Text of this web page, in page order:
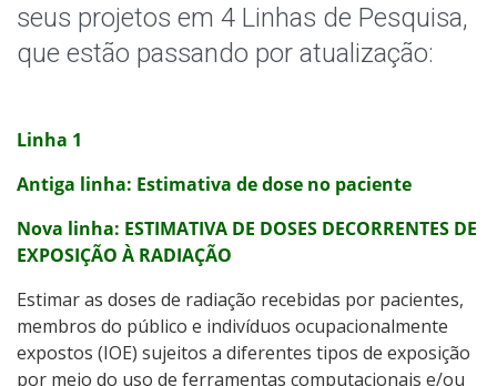
seus projetos em 4 Linhas de Pesquisa,
que estão passando por atualização:
Linha 1
Antiga linha: Estimativa de dose no paciente
Nova linha: ESTIMATIVA DE DOSES DECORRENTES DE
EXPOSIÇÃO À RADIAÇÃO
Estimar as doses de radiação recebidas por pacientes,
membros do público e indivíduos ocupacionalmente
expostos (IOE) sujeitos a diferentes tipos de exposição
por meio do uso de ferramentas computacionais e/ou